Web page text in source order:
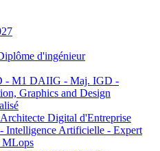
d'ingénieur
- M1 DAIIG - Maj. IGD -
Graphics and Design
Digital d'Entreprise
Intelligence Artificielle - Expert